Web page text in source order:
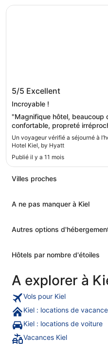
Me and All Hotel Kiel,
5/5 Excellent
Incroyable !
"Magnifique hôtel, beaucoup
confortable, propreté
petit déjeuner !"
Un voyageur vérifié a séjourné à
Hotel Kiel, by Hyatt
Publié il y a 11 mois
Me and All Hotel Kiel, by
Villes proches
A ne pas manquer à Kiel
Autres options
Hôtels par nombre d'étoiles
A explorer à
Vols pour Kiel
Kiel : locations de
Kiel : locations de voiture
Vacances Kiel